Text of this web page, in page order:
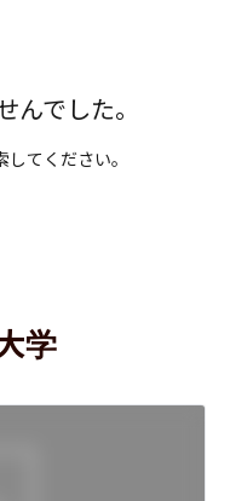
でした。
てください。
学